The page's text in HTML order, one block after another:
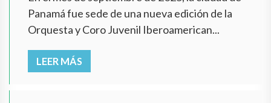
Panamá fue sede de una nueva edición de la
Orquesta y Coro Juvenil Iberoamerican...
LEER MÁS